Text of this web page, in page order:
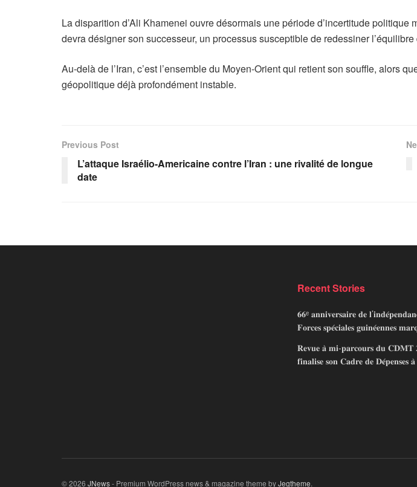
La disparition d’Ali Khamenei ouvre désormais une période d’incertitude
devra désigner son successeur, un processus susceptible de redessiner
Au-delà de l’Iran, c’est l’ensemble du Moyen-Orient qui retient son souffle, alors
géopolitique déjà profondément instable.
Previous Post
L’attaque Israélio-Americaine contre l’Iran : une rivalité de longue
date
Recent Stories
𝟔𝟔ᵉ 𝐚𝐧𝐧𝐢𝐯𝐞𝐫𝐬𝐚𝐢𝐫𝐞 𝐝𝐞
𝐅𝐨𝐫𝐜𝐞𝐬 𝐬𝐩𝐞́𝐜𝐢𝐚𝐥𝐞𝐬 𝐠𝐮𝐢𝐧𝐞́𝐞𝐧𝐧𝐞𝐬
𝐑𝐞𝐯𝐮𝐞 𝐚̀ 𝐦𝐢-𝐩𝐚𝐫𝐜𝐨𝐮𝐫𝐬 𝐝𝐮 𝐂𝐃𝐌𝐓
𝐟𝐢𝐧𝐚𝐥𝐢𝐬𝐞 𝐬𝐨𝐧 𝐂𝐚𝐝𝐫𝐞 𝐝𝐞
© 2026 JNews- Premium WordPress news & magazine theme byJegtheme.